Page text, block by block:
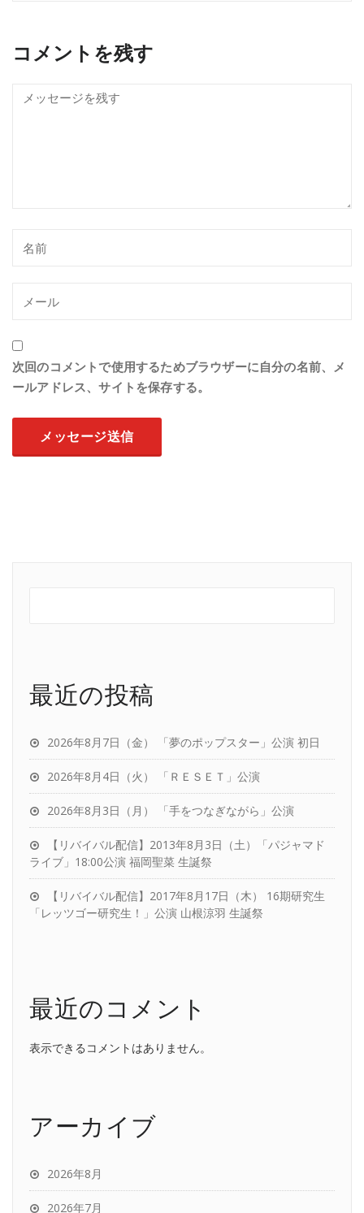
コメントを残す
次回のコメントで使用するためブラウザーに自分の名前、メ
ールアドレス、サイトを保存する。
最近の投稿
2026年8月7日（金） 「夢のポップスター」公演 初日
2026年8月4日（火） 「ＲＥＳＥＴ」公演
2026年8月3日（月） 「手をつなぎながら」公演
【リバイバル配信】2013年8月3日（土）「パジャマド
ライブ」18:00公演 福岡聖菜 生誕祭
【リバイバル配信】2017年8月17日（木） 16期研究生
「レッツゴー研究生！」公演 山根涼羽 生誕祭
最近のコメント
表示できるコメントはありません。
アーカイブ
2026年8月
2026年7月